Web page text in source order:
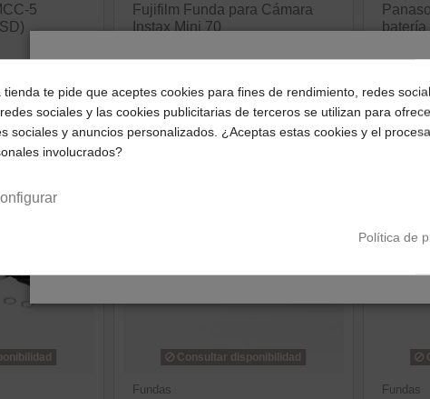
5
Fujifilm Funda para Cámara
Instax Mini 70
ver producto
Consultar disponibilidad
Fundas Fundas
¿Dónde deseas recibir tu pedido?
Selecciona tu ubicación para mostrarte los precios e
impuestos correctos para tu región.
tienda te pide que aceptes cookies para fines de rendimiento, redes
sociales y las cookies publicitarias de terceros se utilizan para
sociales y anuncios personalizados. ¿Aceptas estas cookies y el
involucrados?
Política de